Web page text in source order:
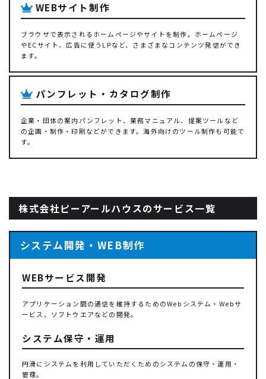
WEBサイト制作
ブラウザで表示されるホームページやサイトを制作。ホームページ
やECサイト、広告に使うLPなど、さまざまなコンテンツ発信ができ
ます。
パンフレット・カタログ制作
企業・団体の案内パンフレット、業務マニュアル、提案ツールなど
の企画・制作・印刷などができます。海外向けのツール制作も可能で
す。
株式会社ピーアールハウスのサービス一覧
システム開発・WEB制作
WEBサービス開発
アプリケーション間の通信を維持するためのWebシステム・Webサ
ービス、ソフトウエアなどの開発。
システム保守・運用
円滑にシステムを利用していただくためのシステムの保守・運用・
管理。